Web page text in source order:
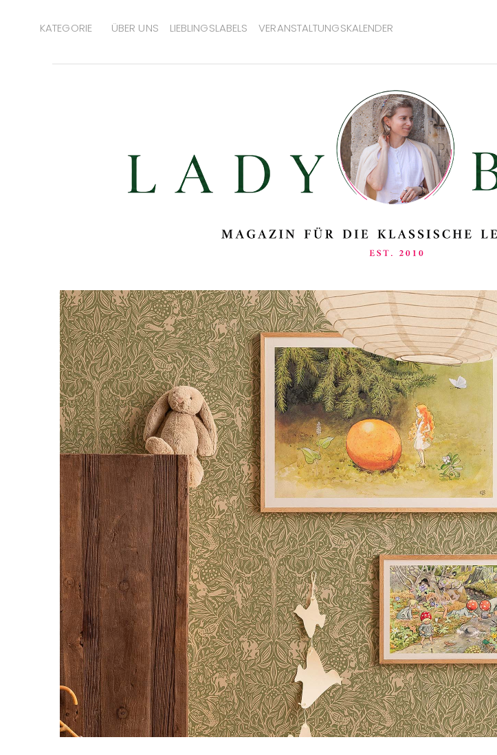
KATEGORIE ÜBER UNS LIEBLINGSLABELS VERANSTALTUNGSKALENDER